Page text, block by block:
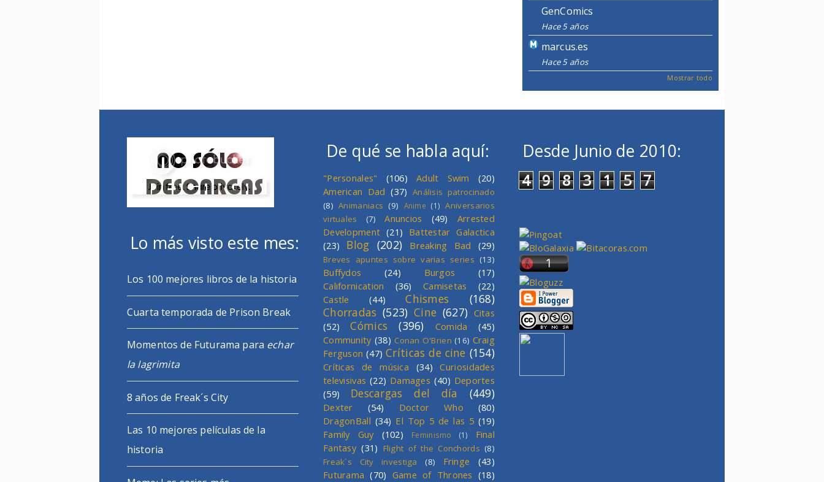
GenComics
Hace 5 años
marcus.es
Hace 5 años
Mostrar todo
Lo más visto este mes:
Los 100 mejores libros de la historia
Cuarta temporada de Prison Break
Momentos de Futurama para echar
la lagrimita
8 años de Freak´s City
Las 10 mejores películas de la
historia
De qué se habla aquí:
"Personales" (106) Adult Swim
(20)
American Dad (37) Análisis patrocinado
(8) Animaniacs (9) Anime (1) Aniversarios
virtuales
(7) Anuncios (49)
Arrested
Development (21) Battestar Galactica
(23)
Blog (202) Breaking Bad (29)
Breves apuntes sobre varias series (13)
Buffydos (24) Burgos
(17)
Californication
(36) Camisetas
(22)
Castle
(44) Chismes
(168)
Chorradas (523) Cine (627) Citas
(52)
Cómics (396) Comida
(45)
Community (38) Conan O'Brien (16) Craig
Ferguson (47) Críticas de cine (154)
Críticas de música (34)
Curiosidades
televisivas (22) Damages (40) Deportes
(59)
Descargas del día (449)
Dexter (54) Doctor Who
(80)
DragonBall (34) El Top 5 de las 5 (19)
Family Guy
(102) Feminismo (1)
Final
Fantasy (31) Flight of the Conchords (8)
Freak´s City investiga
(8) Fringe
(43)
Futurama (70) Game of Thrones (18)
Desde Junio de 2010:
4 9 8 3 1 5 7